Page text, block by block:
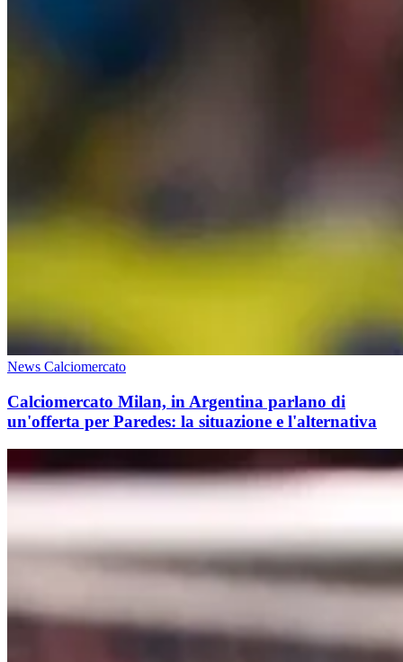
News Calciomercato
Calciomercato Milan, in Argentina parlano di
un'offerta per Paredes: la situazione e l'alternativa